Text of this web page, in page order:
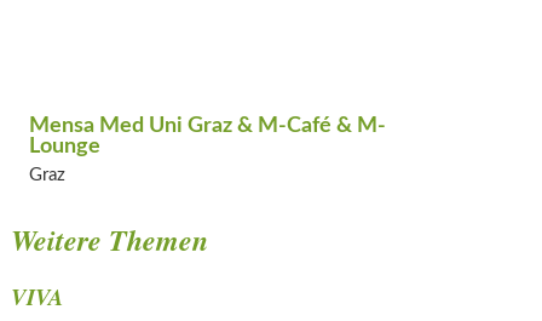
Mensa Med Uni Graz & M-Café & M-
Lounge
Graz
Weitere Themen
VIVA